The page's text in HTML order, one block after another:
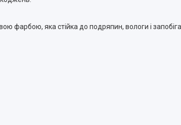
фарбою, яка стійка до подряпин, вологи і запобігає